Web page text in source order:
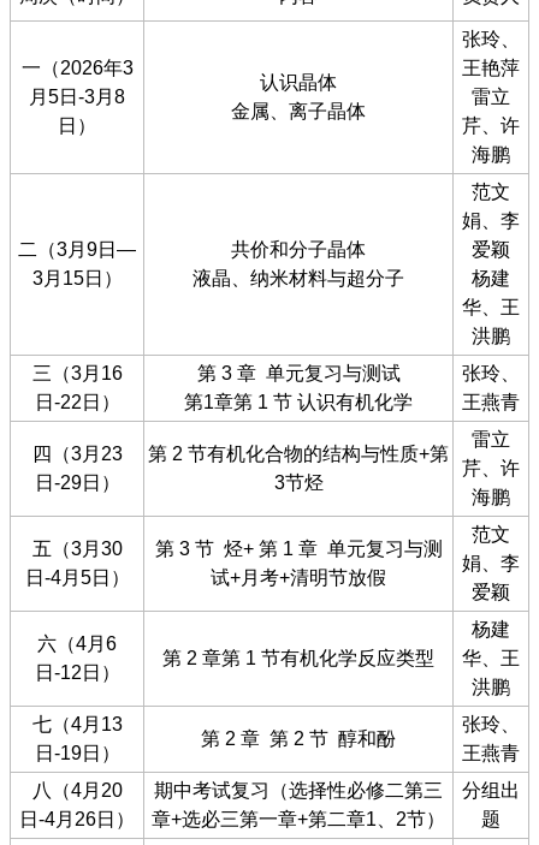
一（2026年3
月5日-3月8
日）
认识晶体
金属、离子晶体
张玲、
王艳萍
雷立
芹、许
海鹏
二（3月9日—
3月15日）
共价和分子晶体
液晶、纳米材料与超分子
范文
娟、李
爱颖
杨建
华、王
洪鹏
三（3月16
日-22日）
第 3 章 单元复习与测试
第1章第 1 节 认识有机化学
张玲、
王燕青
四（3月23
日-29日）
第 2 节有机化合物的结构与性质+第
3节烃
雷立
芹、许
海鹏
五（3月30
日-4月5日）
第 3 节 烃+ 第 1 章 单元复习与测
试+月考+清明节放假
范文
娟、李
爱颖
六（4月6
日-12日）
第 2 章第 1 节有机化学反应类型
杨建
华、王
洪鹏
七（4月13
日-19日）
第 2 章 第 2 节 醇和酚
张玲、
王燕青
八（4月20
日-4月26日）
期中考试复习（选择性必修二第三
章+选必三第一章+第二章1、2节）
分组出
题